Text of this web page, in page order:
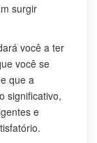
surgir
você a ter
você se
que a
significativo,
e